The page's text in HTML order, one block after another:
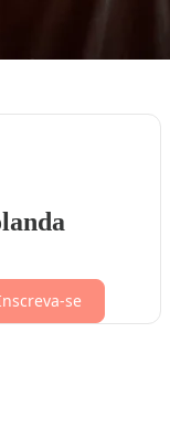
se